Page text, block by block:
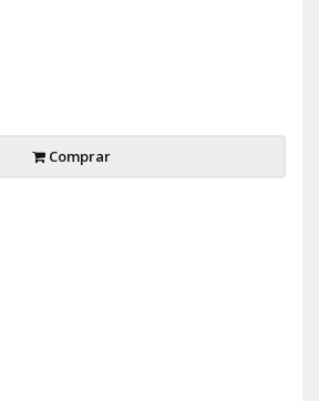
Comprar